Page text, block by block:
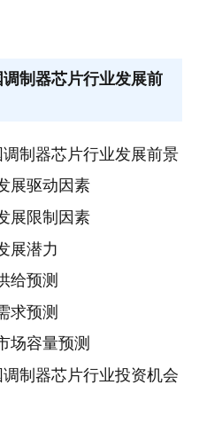
制器芯片行业发展前
制器芯片行业发展前景
展驱动因素
展限制因素
展潜力
给预测
求预测
场容量预测
制器芯片行业投资机会